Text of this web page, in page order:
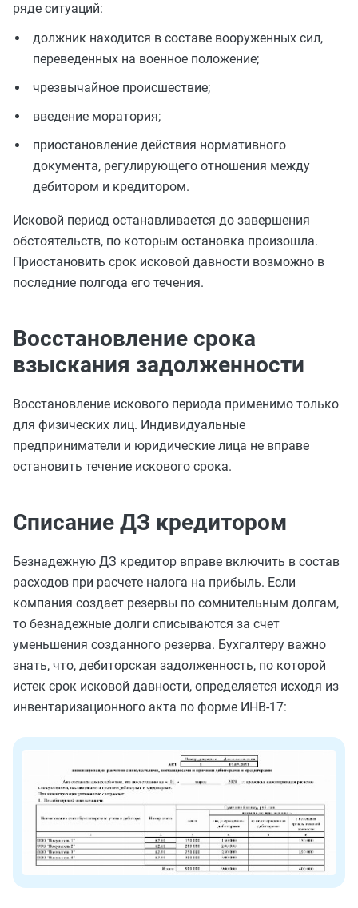
ряде ситуаций:
должник находится в составе вооруженных сил,
переведенных на военное положение;
чрезвычайное происшествие;
введение моратория;
приостановление действия нормативного
документа, регулирующего отношения между
дебитором и кредитором.
Исковой период останавливается до завершения
обстоятельств, по которым остановка произошла.
Приостановить срок исковой давности возможно в
последние полгода его течения.
Восстановление срока
взыскания задолженности
Восстановление искового периода применимо только
для физических лиц. Индивидуальные
предприниматели и юридические лица не вправе
остановить течение искового срока.
Списание ДЗ кредитором
Безнадежную ДЗ кредитор вправе включить в состав
расходов при расчете налога на прибыль. Если
компания создает резервы по сомнительным долгам,
то безнадежные долги списываются за счет
уменьшения созданного резерва. Бухгалтеру важно
знать, что, дебиторская задолженность, по которой
истек срок исковой давности, определяется исходя из
инвентаризационного акта по форме ИНВ-17: